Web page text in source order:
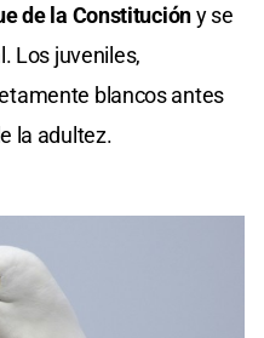
de la Constitucióny se
Los juveniles,
blancos antes
la adultez.